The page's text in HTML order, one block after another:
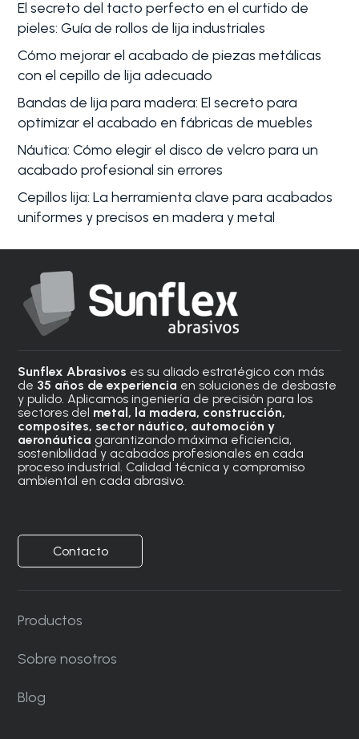
El secreto del tacto perfecto en el curtido de
pieles: Guía de rollos de lija industriales
Cómo mejorar el acabado de piezas metálicas
con el cepillo de lija adecuado
Bandas de lija para madera: El secreto para
optimizar el acabado en fábricas de muebles
Náutica: Cómo elegir el disco de velcro para un
acabado profesional sin errores
Cepillos lija: La herramienta clave para acabados
uniformes y precisos en madera y metal
Sunflex Abrasivos es su aliado estratégico con más
de 35 años de experiencia en soluciones de desbaste
y pulido. Aplicamos ingeniería de precisión para los
sectores del metal, la madera, construcción,
composites, sector náutico, automoción y
aeronáutica garantizando máxima eficiencia,
sostenibilidad y acabados profesionales en cada
proceso industrial. Calidad técnica y compromiso
ambiental en cada abrasivo.
Contacto
Productos
Sobre nosotros
Blog